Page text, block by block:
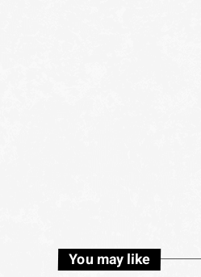
You may like